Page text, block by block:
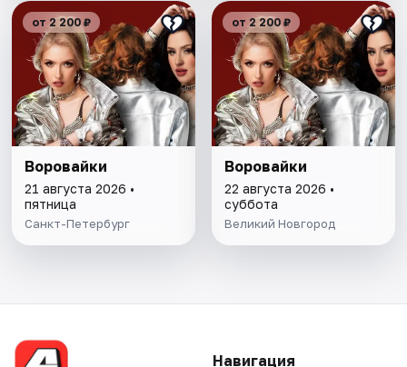
от 2 200 ₽
Воровайки
21 августа 2026 •
пятница
Санкт-Петербург
от 2 200 ₽
Воровайки
22 августа 2026 •
суббота
Великий Новгород
Навигация